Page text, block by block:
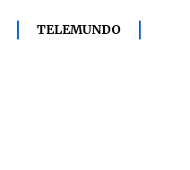
TELEMUNDO